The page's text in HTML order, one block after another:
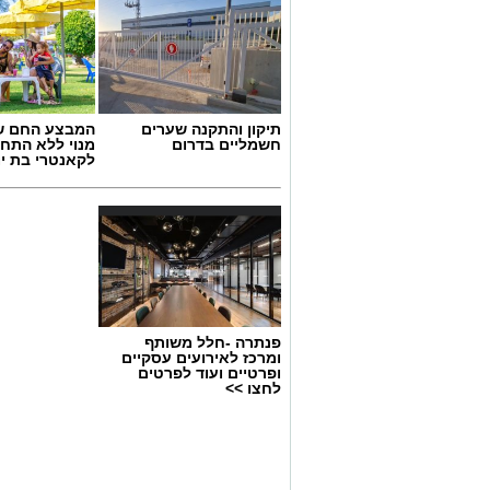
אילוסטרציה חניה בתשלום בבת ים
בת ים צפויה להיות אחת הערים שבהן
2027.
תיקון והתקנה שערים
חשמליים בדרום
המבצע החם
מנוי ללא
לקאנטרי בת
פנתרה -חלל משותף
ומרכז לאירועים עסקיים
ופרטיים ועוד לפרטים
לחצו >>